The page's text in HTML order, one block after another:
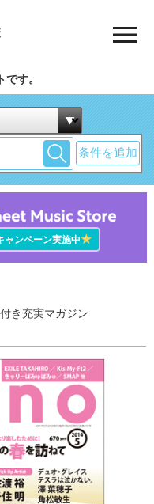
す。
条件を追加
ャンペーン実施中★
き充実マガジン